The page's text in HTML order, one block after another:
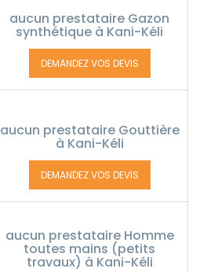
aucun prestataire Gazon
synthétique à Kani-Kéli
DEMANDEZ VOS DEVIS
aucun prestataire Gouttière
à Kani-Kéli
DEMANDEZ VOS DEVIS
aucun prestataire Homme
toutes mains (petits
travaux) à Kani-Kéli